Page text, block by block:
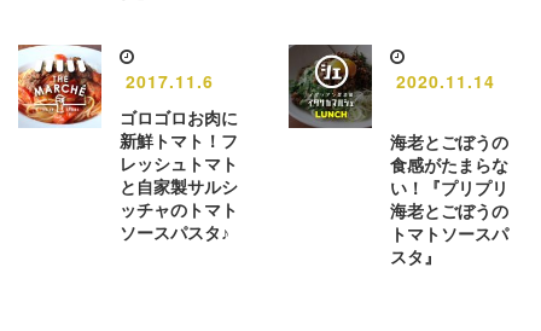
2017.11.6
ゴロゴロお肉に
新鮮トマト！フ
レッシュトマト
と自家製サルシ
ッチャのトマト
ソースパスタ♪
2020.11.14
海老とごぼうの
食感がたまらな
い！『プリプリ
海老とごぼうの
トマトソースパ
スタ』